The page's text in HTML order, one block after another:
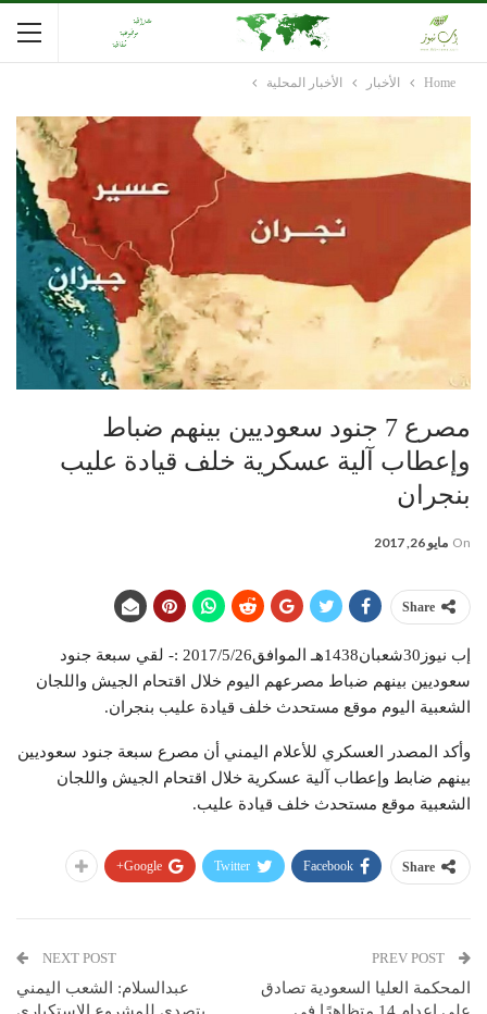
Home الأخبار الأخبار المحلية
مصرع 7 جنود سعوديين بينهم ضباط
وإعطاب آلية عسكرية خلف قيادة عليب
بنجران
On مايو 26, 2017
Share
إب نيوز30شعبان1438هـ الموافق2017/5/26 :- لقي سبعة جنود
سعوديين بينهم ضباط مصرعهم اليوم خلال اقتحام الجيش واللجان
الشعبية اليوم موقع مستحدث خلف قيادة عليب بنجران.
وأكد المصدر العسكري للأعلام اليمني أن مصرع سبعة جنود سعوديين
بينهم ضابط وإعطاب آلية عسكرية خلال اقتحام الجيش واللجان
الشعبية موقع مستحدث خلف قيادة عليب.
Share
Facebook
Twitter
Google+
المحكمة العليا السعودية تصادق
على إعدام 14 متظاهرًا في
NEXT POST
عبدالسلام: الشعب اليمني
يتصدى للمشروع الاستكباري